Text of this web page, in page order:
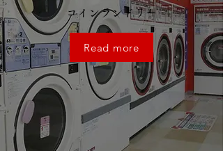
コインランドリー
Read more